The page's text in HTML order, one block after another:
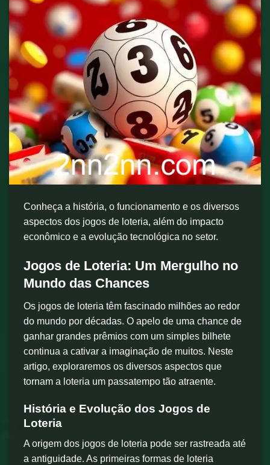
Conheça a história, o funcionamento e os diversos
aspectos dos jogos de loteria, além do impacto
econômico e a evolução tecnológica no setor.
Jogos de Loteria: Um Mergulho no
Mundo das Chances
Os jogos de loteria têm fascinado milhões ao redor
do mundo por décadas. O apelo de uma chance de
ganhar grandes prêmios com um simples bilhete
continua a cativar a imaginação de muitos. Neste
artigo, exploraremos os diversos aspectos que
tornam a loteria um passatempo tão atraente.
História e Evolução dos Jogos de
Loteria
A origem dos jogos de loteria pode ser rastreada até
a antiguidade. As primeiras formas de loteria